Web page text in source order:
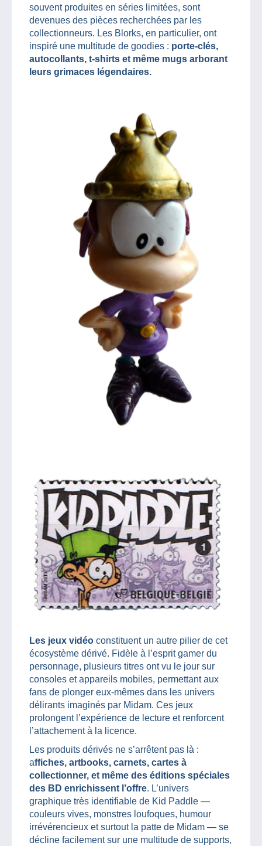
souvent produites en séries limitées, sont
devenues des pièces recherchées par les
collectionneurs. Les Blorks, en particulier, ont
inspiré une multitude de goodies : porte‑clés,
autocollants, t-shirts et même mugs arborant
leurs grimaces légendaires.
Les jeux vidéo constituent un autre pilier de cet
écosystème dérivé. Fidèle à l’esprit gamer du
personnage, plusieurs titres ont vu le jour sur
consoles et appareils mobiles, permettant aux
fans de plonger eux-mêmes dans les univers
délirants imaginés par Midam. Ces jeux
prolongent l’expérience de lecture et renforcent
l’attachement à la licence.
Les produits dérivés ne s’arrêtent pas là :
affiches, artbooks, carnets, cartes à
collectionner, et même des éditions spéciales
des BD enrichissent l’offre. L’univers
graphique très identifiable de Kid Paddle —
couleurs vives, monstres loufoques, humour
irrévérencieux et surtout la patte de Midam — se
décline facilement sur une multitude de supports,